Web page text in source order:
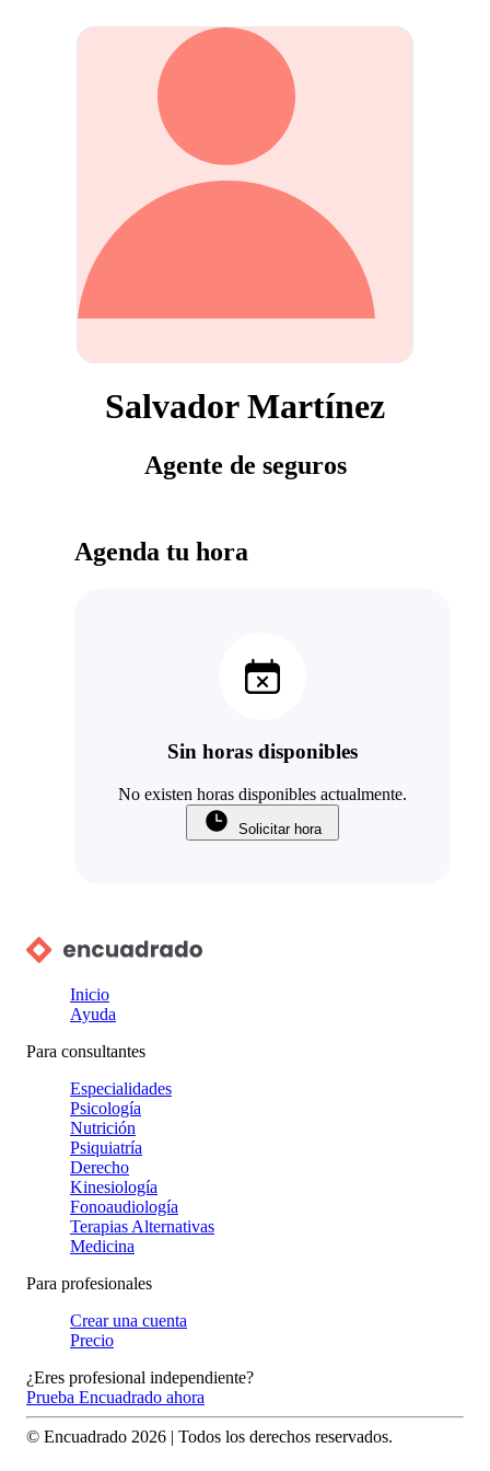
Salvador Martínez
Agente de seguros
Agenda tu hora
Sin horas disponibles
No existen horas disponibles actualmente.
Solicitar hora
Inicio
Ayuda
Para consultantes
Especialidades
Psicología
Nutrición
Psiquiatría
Derecho
Kinesiología
Fonoaudiología
Terapias Alternativas
Medicina
Para profesionales
Crear una cuenta
Precio
¿Eres profesional independiente?
Prueba Encuadrado ahora
© Encuadrado 2026 | Todos los derechos reservados.